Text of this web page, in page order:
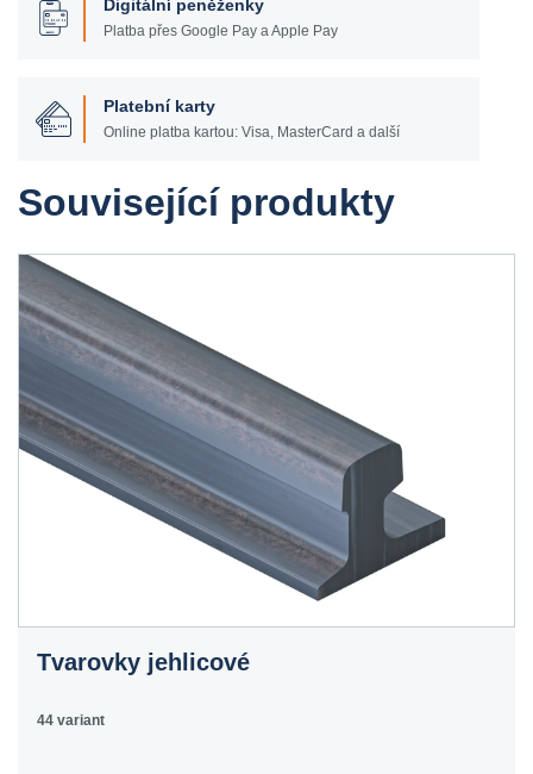
Digitální peněženky
Platba přes Google Pay a Apple Pay
Platební karty
Online platba kartou: Visa, MasterCard a další
Související produkty
Tvarovky jehlicové
44 variant